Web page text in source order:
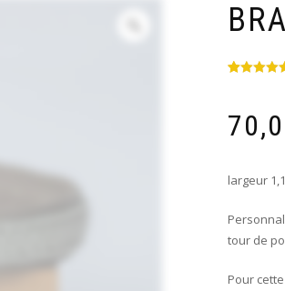
notations
client
largeur
tour de
Pour